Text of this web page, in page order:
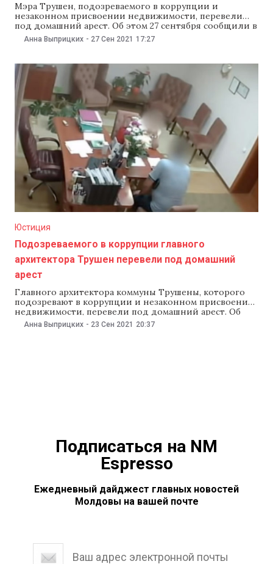
Мэра Трушен, подозреваемого в коррупции и
незаконном присвоении недвижимости, перевели
под домашний арест. Об этом 27 сентября сообщили в
Национальном центре борьбы с коррупцией (НЦБК).
Как сообщили в НЦБК, Апелляционная палата (АП)
Трушен и бывшему главе муниципального
предприятия, но перевела их под
Анна Выприцких - 27 Сен 2021 17:27
Юстиция
Подозреваемого в коррупции главного
архитектора Трушен перевели под домашний
арест
Главного архитектора коммуны Трушены, которого
подозревают в коррупции и незаконном присвоении
недвижимости, перевели под домашний арест. Об
этом 23 сентября сообщили в Национальном центре
борьбы с коррупцией (НЦБК). Как уточнили в
Анна Выприцких - 23 Сен 2021 20:37
Подписаться на NM
Espresso
Ежедневный дайджест главных новостей
Молдовы на вашей почте